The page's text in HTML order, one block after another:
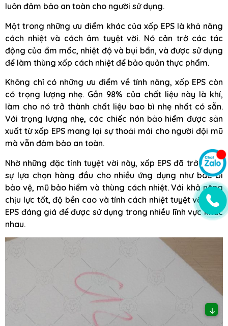
luôn đảm bảo an toàn cho người sử dụng.
Một trong những ưu điểm khác của xốp EPS là khả năng
cách nhiệt và cách âm tuyệt vời. Nó cản trở các tác
động của ẩm mốc, nhiệt độ và bụi bẩn, và được sử dụng
để làm thùng xốp cách nhiệt để bảo quản thực phẩm.
Không chỉ có những ưu điểm về tính năng, xốp EPS còn
có trọng lượng nhẹ. Gần 98% của chất liệu này là khí,
làm cho nó trở thành chất liệu bao bì nhẹ nhất có sẵn.
Với trọng lượng nhẹ, các chiếc nón bảo hiểm được sản
xuất từ xốp EPS mang lại sự thoải mái cho người đội mũ
mà vẫn đảm bảo an toàn.
Nhờ những đặc tính tuyệt vời này, xốp EPS đã trở thành
sự lựa chọn hàng đầu cho nhiều ứng dụng như bao bì
bảo vệ, mũ bảo hiểm và thùng cách nhiệt. Với khả năng
chịu lực tốt, độ bền cao và tính cách nhiệt tuyệt vời, xốp
EPS đáng giá để được sử dụng trong nhiều lĩnh vực khác
nhau.
↓